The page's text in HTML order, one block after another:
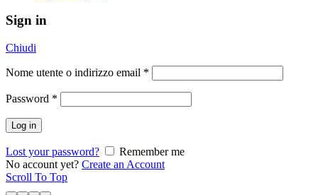
Sign in
Chiudi
Nome utente o indirizzo email *
Password *
Log in
Lost your password?
Remember me
No account yet? Create an Account
Scroll To Top